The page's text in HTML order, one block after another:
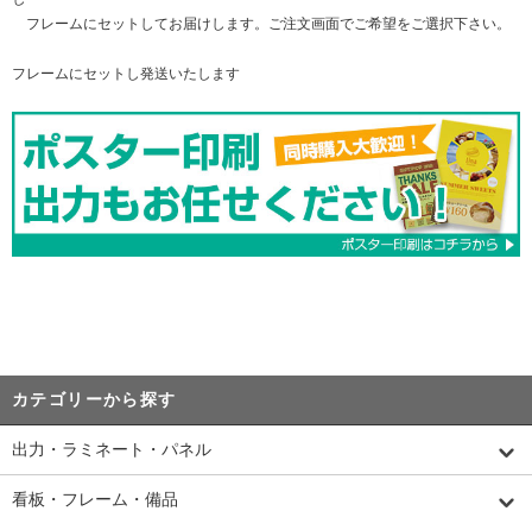
フレームにセットしてお届けします。ご注文画面でご希望をご選択下さい。
フレームにセットし発送いたします
カテゴリーから探す
出力・ラミネート・パネル
看板・フレーム・備品